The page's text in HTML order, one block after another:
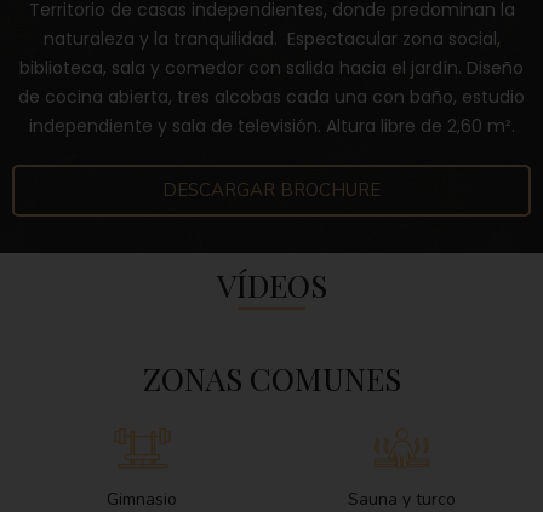
Territorio de casas independientes, donde predominan la
naturaleza y la tranquilidad. Espectacular zona social,
biblioteca, sala y comedor con salida hacia el jardín. Diseño
de cocina abierta, tres alcobas cada una con baño, estudio
independiente y sala de televisión. Altura libre de 2,60 m².
DESCARGAR BROCHURE
VÍDEOS
ZONAS COMUNES
Gimnasio Sauna y turco